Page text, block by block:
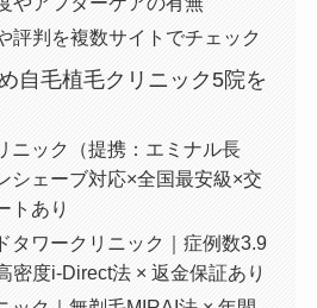
評判を複数サイトでチェック
自毛植毛クリニック5院を
ニック（提携：エミナル長
シェーブ対応×全国最安級×交
トあり
タワークリニック｜症例数3.9
密度i-Direct法 × 返金保証あり